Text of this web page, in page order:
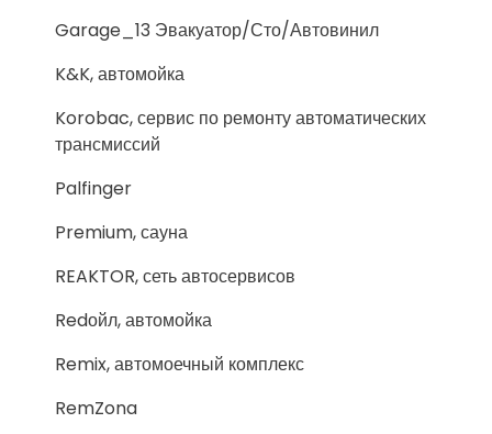
Garage_13 Эвакуатор/Сто/Автовинил
K&K, автомойка
Korobac, сервис по ремонту автоматических
трансмиссий
Palfinger
Premium, сауна
REAKTOR, сеть автосервисов
Redойл, автомойка
Remix, автомоечный комплекс
RemZona